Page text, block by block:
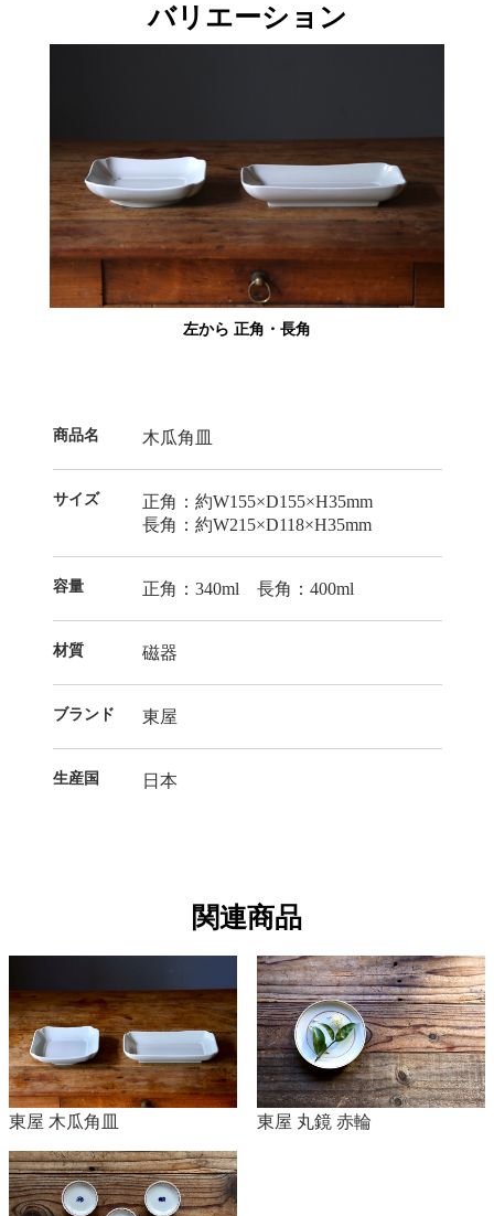
バリエーション
左から 正角・長角
商品名 木瓜角皿
サイズ
正角：約W155×D155×H35mm
長角：約W215×D118×H35mm
容量 正角：340ml 長角：400ml
材質 磁器
ブランド 東屋
生産国 日本
関連商品
東屋 木瓜角皿 東屋 丸鏡 赤輪